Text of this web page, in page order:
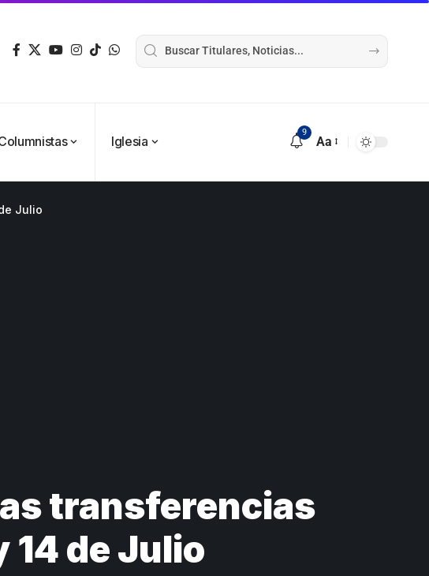
Iglesia
9
Aa
Julio
transferencias
14 de Julio